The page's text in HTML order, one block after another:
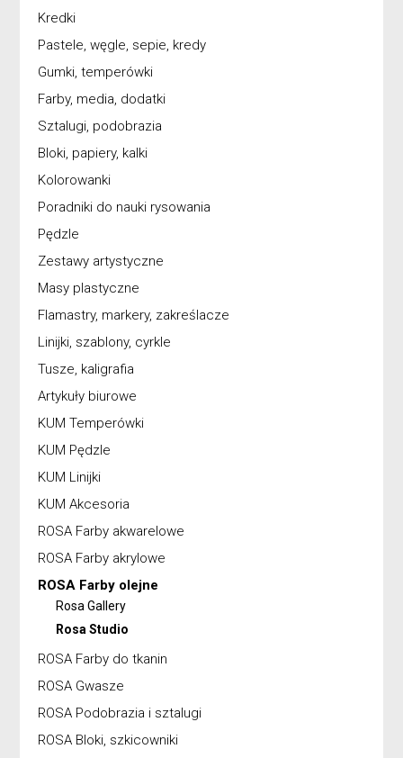
Kredki
Pastele, węgle, sepie, kredy
Gumki, temperówki
Farby, media, dodatki
Sztalugi, podobrazia
Bloki, papiery, kalki
Kolorowanki
Poradniki do nauki rysowania
Pędzle
Zestawy artystyczne
Masy plastyczne
Flamastry, markery, zakreślacze
Linijki, szablony, cyrkle
Tusze, kaligrafia
Artykuły biurowe
KUM Temperówki
KUM Pędzle
KUM Linijki
KUM Akcesoria
ROSA Farby akwarelowe
ROSA Farby akrylowe
ROSA Farby olejne
Rosa Gallery
Rosa Studio
ROSA Farby do tkanin
ROSA Gwasze
ROSA Podobrazia i sztalugi
ROSA Bloki, szkicowniki